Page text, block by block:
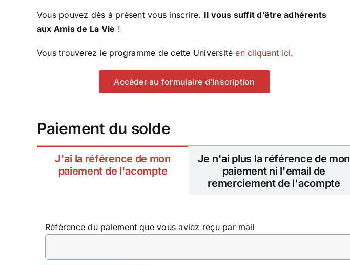
Vous pouvez dès à présent vous inscrire. Il vous suffit d’être adhérents
aux Amis de La Vie !
Vous trouverez le programme de cette Universitéen cliquant ici.
Accèder au formulaire d’inscription
Paiement du solde
J'ai la référence de mon
paiement de l'acompte
Je n'ai plus la référence de mon
paiement ni l'email de
remerciement de l'acompte
Référence du paiement que vous aviez reçu par mail